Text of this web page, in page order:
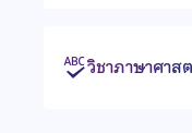
วิชาภาษาศาส